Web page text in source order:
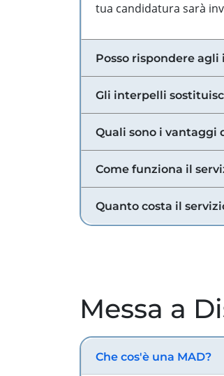
tua candidatura sarà
Posso rispondere
Gli interpelli
Quali sono i vantaggi
Come funziona il
Quanto costa il
Messa a
Che cos'è una MAD?